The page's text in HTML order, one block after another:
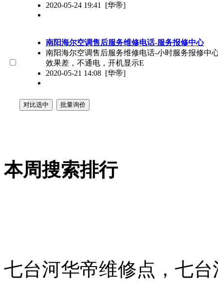
2020-05-24 19:41 [华帝]
南阳海尔空调售后服务维修电话-服务报修中心
南阳海尔空调售后服务维修电话-小时服务报修中
效果差，不通电，开机显示E
2020-05-21 14:08 [华帝]
本周搜索排行
七台河华帝维修点，七